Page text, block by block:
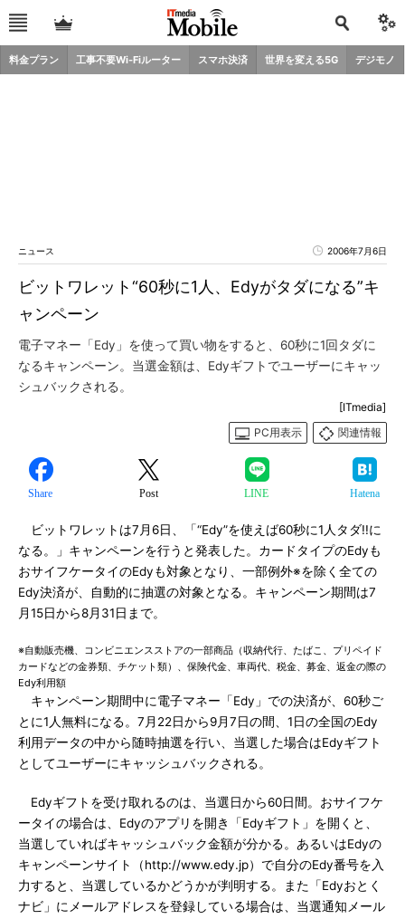
料金プラン 工事不要Wi-Fiルーター スマホ決済 世界を変える5G デジモノ
ニュース 2006年7月6日
ビットワレット“60秒に1人、Edyがタダになる”キ
ャンペーン
電子マネー「Edy」を使って買い物をすると、60秒に1回タダに
なるキャンペーン。当選金額は、Edyギフトでユーザーにキャッ
シュバックされる。
[ITmedia]
PC用表示
関連情報
Share Post LINE Hatena
ビットワレットは7月6日、「“Edy”を使えば60秒に1人タダ!!に
なる。」キャンペーンを行うと発表した。カードタイプのEdyも
おサイフケータイのEdyも対象となり、一部例外※を除く全ての
Edy決済が、自動的に抽選の対象となる。キャンペーン期間は7
月15日から8月31日まで。
※自動販売機、コンビニエンスストアの一部商品（収納代行、たばこ、プリペイド
カードなどの金券類、チケット類）、保険代金、車両代、税金、募金、返金の際の
Edy利用額
キャンペーン期間中に電子マネー「Edy」での決済が、60秒ご
とに1人無料になる。7月22日から9月7日の間、1日の全国のEdy
利用データの中から随時抽選を行い、当選した場合はEdyギフト
としてユーザーにキャッシュバックされる。
Edyギフトを受け取れるのは、当選日から60日間。おサイフケ
ータイの場合は、Edyのアプリを開き「Edyギフト」を開くと、
当選していればキャッシュバック金額が分かる。あるいはEdyの
キャンペーンサイト（http://www.edy.jp）で自分のEdy番号を入
力すると、当選しているかどうかが判明する。また「Edyおとく
ナビ」にメールアドレスを登録している場合は、当選通知メール